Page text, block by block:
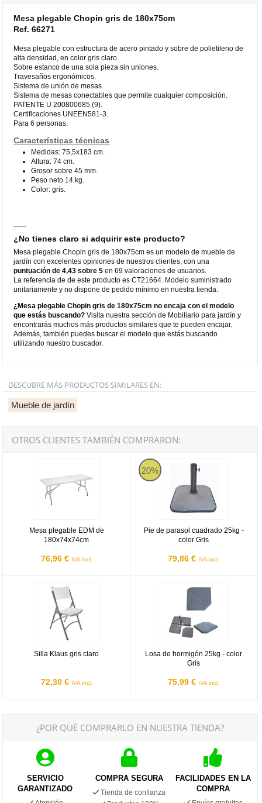
Mesa plegable Chopin gris de 180x75cm
Ref. 66271
Mesa plegable con estructura de acero pintado y sobre de polietileno de
alta densidad, en color gris claro.
Sobre estanco de una sola pieza sin uniones.
Travesaños ergonómicos.
Sistema de unión de mesas.
Sistema de mesas conectables que permite cualquier composición.
PATENTE U 200800685 (9).
Certificaciones UNEEN581-3.
Para 6 personas.
Características técnicas
Medidas: 75,5x183 cm.
Altura: 74 cm.
Grosor sobre 45 mm.
Peso neto 14 kg.
Color: gris.
¿No tienes claro si adquirir este producto?
Mesa plegable Chopin gris de 180x75cm es un modelo de mueble de
jardín con excelentes opiniones de nuestros clientes, con una
puntuación de 4,43 sobre 5 en 69 valoraciones de usuarios.
La referencia de de este producto es CT21664. Modelo suministrado
unitariamente y no dispone de pedido mínimo en nuestra tienda.
¿Mesa plegable Chopin gris de 180x75cm no encaja con el modelo
que estás buscando? Visita nuestra sección de Mobiliario para jardín y
encontrarás muchos más productos similares que te pueden encajar.
Además, también puedes buscar el modelo que estás buscando
utilizando nuestro buscador.
DESCUBRE MÁS PRODUCTOS SIMILARES EN:
Mueble de jardín
OTROS CLIENTES TAMBIÉN COMPRARON:
Mesa plegable EDM de
180x74x74cm
76,96 € IVA incl.
Mesa plegable EDM de 180x74x74cm
20%
Pie de parasol cuadrado 25kg -
color Gris
79,86 € IVA incl.
Pie de parasol cuadrado 25kg -
Silla Klaus gris claro
72,30 € IVA incl.
Losa de hormigón 25kg - color
Gris
75,99 € IVA incl.
¿POR QUÉ COMPRARLO EN NUESTRA TIENDA?
SERVICIO
GARANTIZADO
COMPRA SEGURA
Tienda de confianza
FACILIDADES EN LA
COMPRA